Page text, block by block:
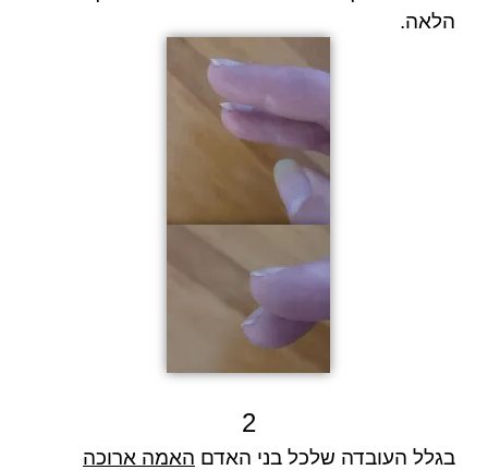
הלאה.
2
בגלל העובדה שלכל בני האדם האמה ארוכה